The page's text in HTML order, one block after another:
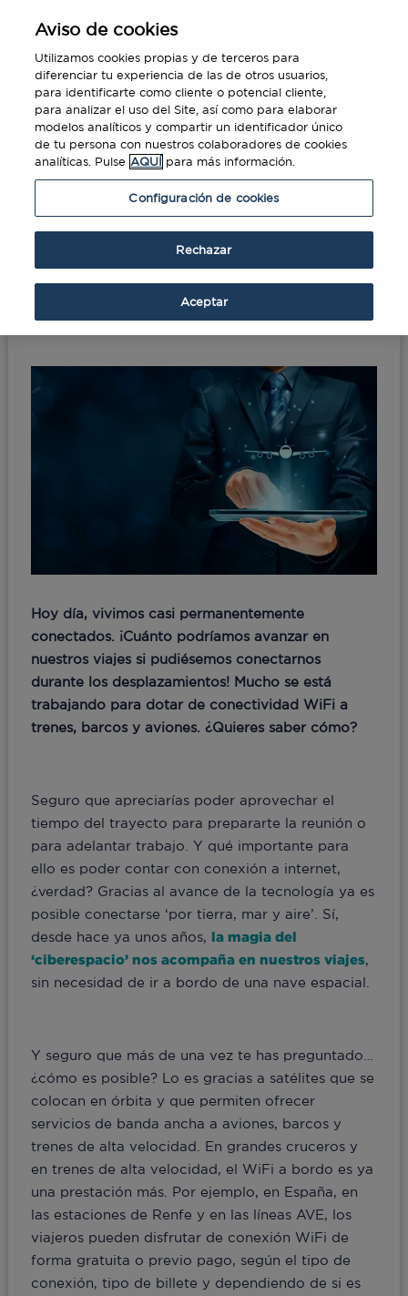
Portada»Así funciona el wifi en aviones,
barcos y trenes
Así funciona el wifi en
aviones, barcos y trenes
Hoy día, vivimos casi permanentemente
conectados. ¡Cuánto podríamos avanzar en
nuestros viajes si pudiésemos conectarnos
durante los desplazamientos! Mucho se está
trabajando para dotar de conectividad WiFi a
trenes, barcos y aviones. ¿Quieres saber cómo?
Seguro que apreciarías poder aprovechar el
tiempo del trayecto para prepararte la reunión o
para adelantar trabajo. Y qué importante para
ello es poder contar con conexión a internet,
¿verdad? Gracias al avance de la tecnología ya es
posible conectarse ‘por tierra, mar y aire’. Sí,
desde hace ya unos años, la magia del
‘ciberespacio’ nos acompaña en nuestros viajes,
sin necesidad de ir a bordo de una nave espacial.
Y seguro que más de una vez te has preguntado…
¿cómo es posible? Lo es gracias a satélites que se
colocan en órbita y que permiten ofrecer
servicios de banda ancha a aviones, barcos y
trenes de alta velocidad. En grandes cruceros y
en trenes de alta velocidad, el WiFi a bordo es ya
una prestación más. Por ejemplo, en España, en
las estaciones de Renfe y en las líneas AVE, los
viajeros pueden disfrutar de conexión WiFi de
forma gratuita o previo pago, según el tipo de
conexión, tipo de billete y dependiendo de si es
Aviso de cookies
Utilizamos cookies propias y de terceros para
diferenciar tu experiencia de las de otros usuarios,
para identificarte como cliente o potencial cliente,
para analizar el uso del Site, así como para elaborar
modelos analíticos y compartir un identificador único
de tu persona con nuestros colaboradores de cookies
analíticas. Pulse AQUÍ para más información.
Configuración de cookies
Rechazar
Aceptar